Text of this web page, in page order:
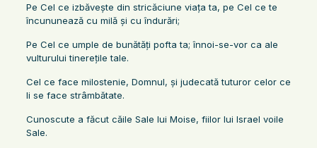
Pe Cel ce izbăveşte din stricăciune viaţa ta, pe Cel ce te
încununează cu milă şi cu îndurări;
Pe Cel ce umple de bunătăţi pofta ta; înnoi-se-vor ca ale
vulturului tinereţile tale.
Cel ce face milostenie, Domnul, şi judecată tuturor celor ce
li se face strâmbătate.
Cunoscute a făcut căile Sale lui Moise, fiilor lui Israel voile
Sale.